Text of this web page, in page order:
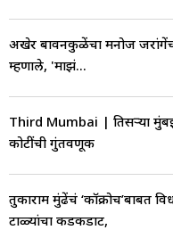
अखेर बावनकुळेंचा मनोज
म्हणाले, 'माझं...
Third Mumbai | तिसऱ्या
कोटींची गुंतवणूक
तुकाराम मुंढेंचं ‘कॉक्रोच’बाबत
टाळ्यांचा कडकडाट,